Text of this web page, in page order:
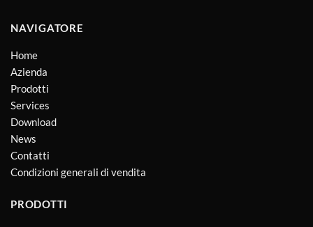
NAVIGATORE
Home
Azienda
Prodotti
Services
Download
News
Contatti
Condizioni generali di vendita
PRODOTTI